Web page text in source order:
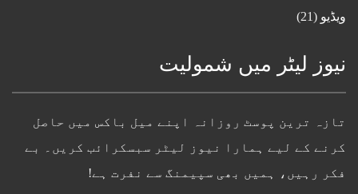
ویڈیو (21)
نیوز لیٹر میں شمولیت
تازہ ترین پوسٹ روزانہ اپنے میل باکس میں حاصل
کرنے کے لیے ہمارا نیوز لیٹر سبسکرائب کریں۔ بے
فکر رہیں، ہمیں بھی سپیمنگ سے نفرت ہے!